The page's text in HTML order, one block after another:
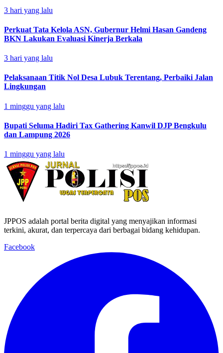
3 hari yang lalu
Perkuat Tata Kelola ASN, Gubernur Helmi Hasan Gandeng
BKN Lakukan Evaluasi Kinerja Berkala
3 hari yang lalu
Pelaksanaan Titik Nol Desa Lubuk Terentang, Perbaiki Jalan
Lingkungan
1 minggu yang lalu
Bupati Seluma Hadiri Tax Gathering Kanwil DJP Bengkulu
dan Lampung 2026
1 minggu yang lalu
JPPOS adalah portal berita digital yang menyajikan informasi
terkini, akurat, dan terpercaya dari berbagai bidang kehidupan.
Facebook